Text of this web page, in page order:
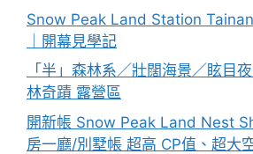
Snow Peak Land Station
｜開幕見學記
「半」森林系／壯闊海景／眩目
林奇蹟 露營區
開新帳 Snow Peak Land Nest
房一廳/別墅帳 超高 CP值、超大